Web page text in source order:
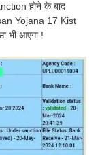
होने के बाद
Yojana 17 Kist
भी आएगा !